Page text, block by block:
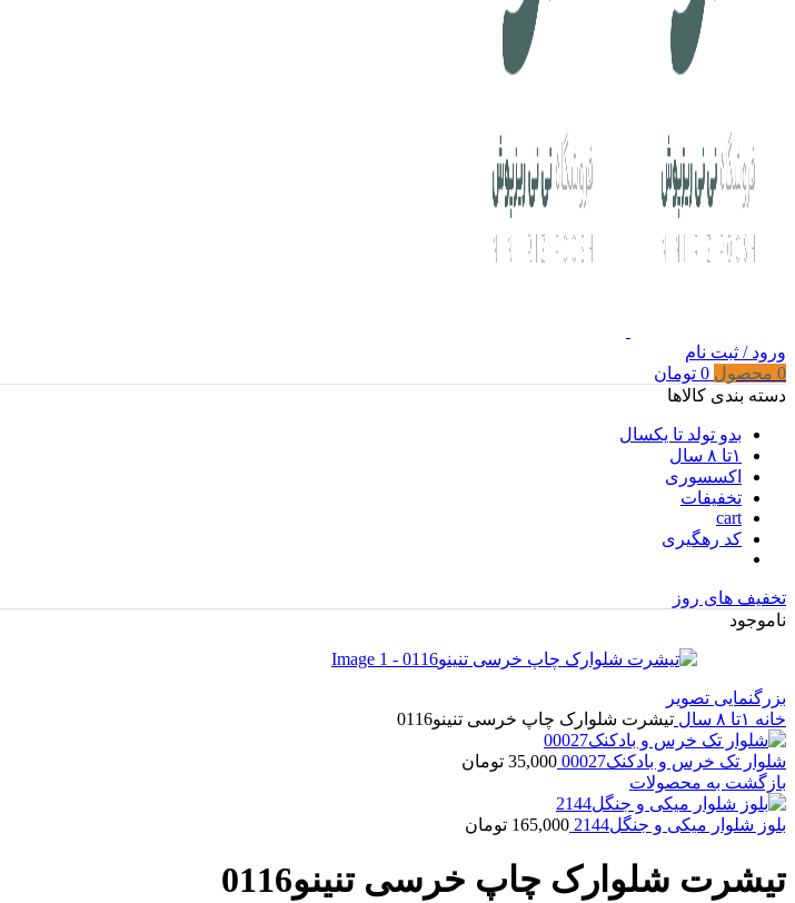
ورود / ثبت نام
0 محصول 0 تومان
دسته بندی کالاها
بدو تولد تا یکسال
۱تا ۸ سال
اکسسوری
تخفیفات
cart
کد رهگیری
تخفیف های روز
ناموجود
بزرگنمایی تصویر
خانه ۱تا ۸ سال تیشرت شلوارک چاپ خرسی تنینو0116
شلوار تک خرس و بادکنک00027 35,000 تومان
بازگشت به محصولات
بلوز شلوار میکی و جنگل2144 165,000 تومان
تیشرت شلوارک چاپ خرسی تنینو0116